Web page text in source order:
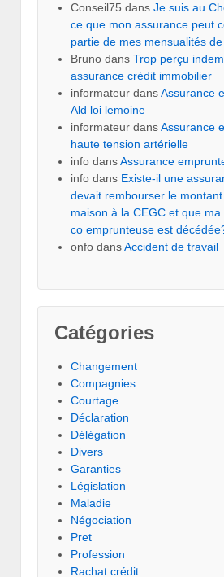
Conseil75 dans Je suis au
ce que mon assurance peut
partie de mes mensualités
Bruno dans Trop perçu
assurance crédit immobilier
informateur dansAssurance
Ald loi lemoine
informateur dansAssurance
haute tension artérielle
info dansAssurance
info dans Existe-il une
devait rembourser le
maison à la CEGC et que
co emprunteuse est
onfo dansAccident de travail
Catégories
Changement
Compagnies
Courtage
Déclaration
Délégation
Divers
Garanties
Législation
Maladie
Négociation
Pret
Profession
Rachat crédit